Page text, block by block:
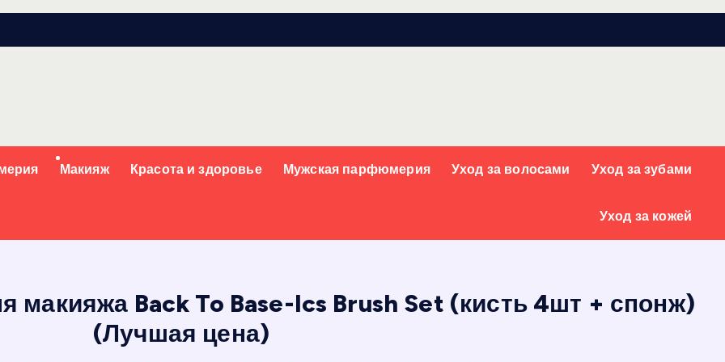
Макияж Красота и здоровье Мужская парфюмерия Уход за волосами Уход за зубами
Уход за кожей
макияжа Back To Base-Ics Brush Set (кисть 4шт + спонж)
(Лучшая цена)